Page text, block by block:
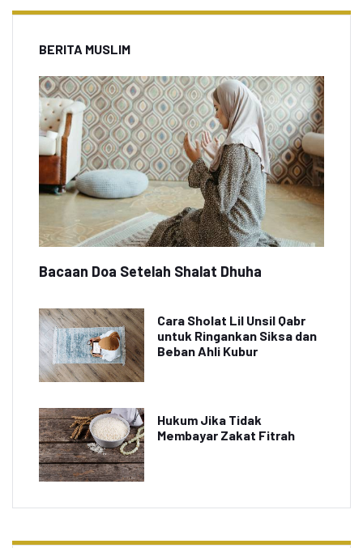
BERITA MUSLIM
Bacaan Doa Setelah Shalat Dhuha
Cara Sholat Lil Unsil Qabr
untuk Ringankan Siksa dan
Beban Ahli Kubur
Hukum Jika Tidak
Membayar Zakat Fitrah